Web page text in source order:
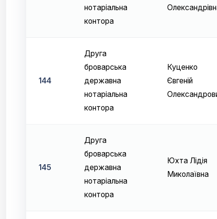
нотаріальна
контора
144
Друга
броварська
державна
нотаріальна
контора
Куценко
Євгеній
145
Друга
броварська
державна
нотаріальна
контора
Юхта Лідія
Миколаївна